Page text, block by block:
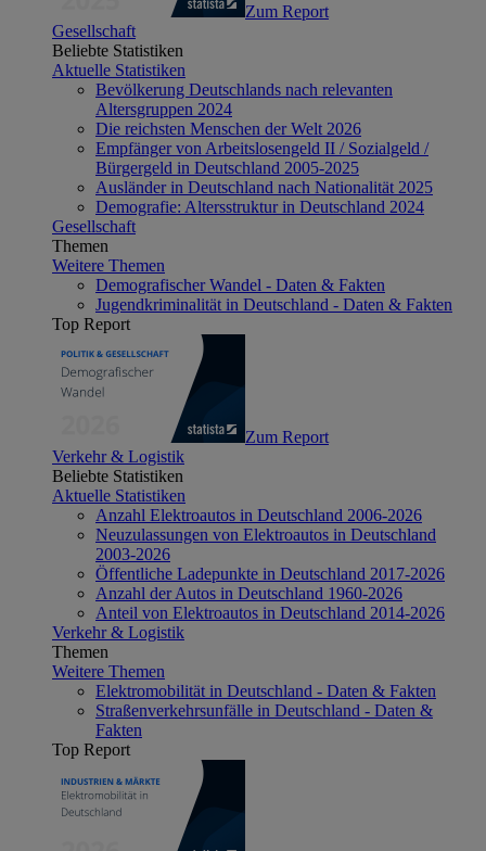
Zum Report
Gesellschaft
Beliebte Statistiken
Aktuelle Statistiken
Bevölkerung Deutschlands nach relevanten
Altersgruppen 2024
Die reichsten Menschen der Welt 2026
Empfänger von Arbeitslosengeld II / Sozialgeld /
Bürgergeld in Deutschland 2005-2025
Ausländer in Deutschland nach Nationalität 2025
Demografie: Altersstruktur in Deutschland 2024
Gesellschaft
Themen
Weitere Themen
Demografischer Wandel - Daten & Fakten
Jugendkriminalität in Deutschland - Daten & Fakten
Top Report
Zum Report
Verkehr & Logistik
Beliebte Statistiken
Aktuelle Statistiken
Anzahl Elektroautos in Deutschland 2006-2026
Neuzulassungen von Elektroautos in Deutschland
2003-2026
Öffentliche Ladepunkte in Deutschland 2017-2026
Anzahl der Autos in Deutschland 1960-2026
Anteil von Elektroautos in Deutschland 2014-2026
Verkehr & Logistik
Themen
Weitere Themen
Elektromobilität in Deutschland - Daten & Fakten
Straßenverkehrsunfälle in Deutschland - Daten &
Fakten
Top Report